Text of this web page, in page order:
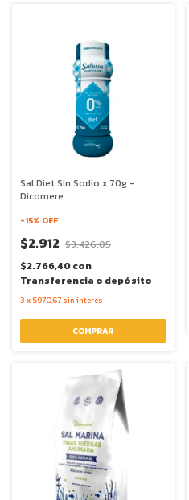
Sal Diet Sin Sodio x 70g -
Dicomere
-15% OFF
$2.912 $3.426,05
$2.766,40con
Transferencia o depósito
3 x $970,67 sin interés